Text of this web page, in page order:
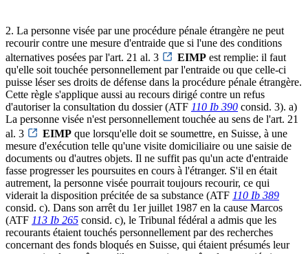
2. La personne visée par une procédure pénale étrangère ne peut
recourir contre une mesure d'entraide que si l'une des conditions
alternatives posées par l'art. 21 al. 3
EIMP est remplie: il faut
qu'elle soit touchée personnellement par l'entraide ou que celle-ci
puisse léser ses droits de défense dans la procédure pénale étrangère.
Cette règle s'applique aussi au recours dirigé contre un refus
d'autoriser la consultation du dossier (ATF 110 Ib 390 consid. 3). a)
La personne visée n'est personnellement touchée au sens de l'art. 21
al. 3
EIMP que lorsqu'elle doit se soumettre, en Suisse, à une
mesure d'exécution telle qu'une visite domiciliaire ou une saisie de
documents ou d'autres objets. Il ne suffit pas qu'un acte d'entraide
fasse progresser les poursuites en cours à l'étranger. S'il en était
autrement, la personne visée pourrait toujours recourir, ce qui
viderait la disposition précitée de sa substance (ATF 110 Ib 389
consid. c). Dans son arrêt du 1er juillet 1987 en la cause Marcos
(ATF 113 Ib 265 consid. c), le Tribunal fédéral a admis que les
recourants étaient touchés personnellement par des recherches
concernant des fonds bloqués en Suisse, qui étaient présumés leur